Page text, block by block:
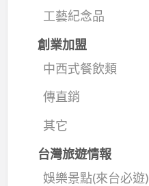
工藝紀念品
創業加盟
中西式餐飲類
傳直銷
其它
台灣旅遊情報
娛樂景點(來台必遊)